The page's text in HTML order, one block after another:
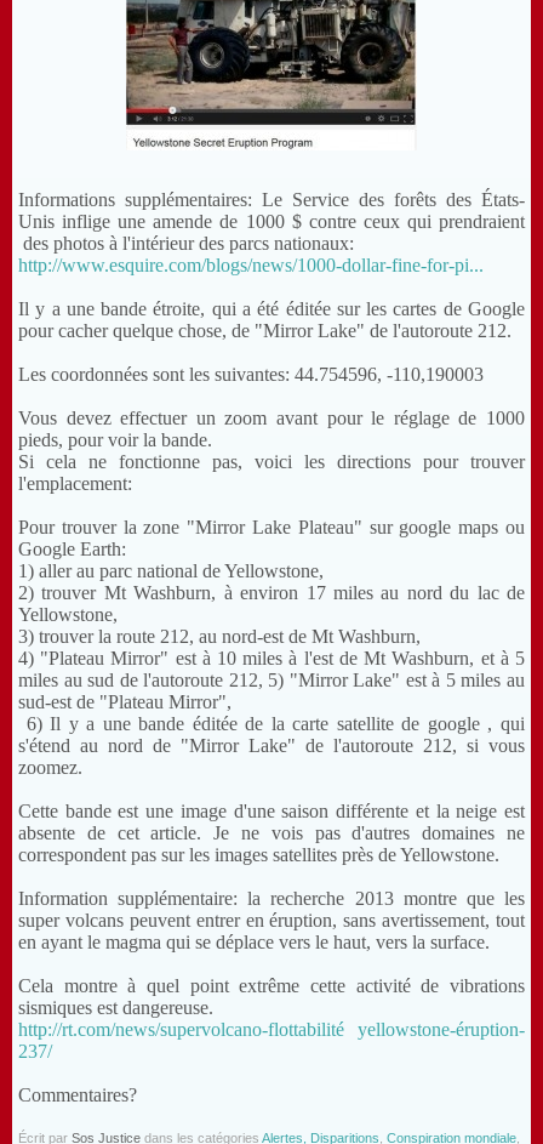
Informations supplémentaires: Le Service des forêts des États-
Unis inflige une amende de 1000 $ contre ceux qui prendraient
des photos à l'intérieur des parcs nationaux:
http://www.esquire.com/blogs/news/1000-dollar-fine-for-pi...
Il y a une bande étroite, qui a été éditée sur les cartes de Google
pour cacher quelque chose, de "Mirror Lake" de l'autoroute 212.
Les coordonnées sont les suivantes: 44.754596, -110,190003
Vous devez effectuer un zoom avant pour le réglage de 1000
pieds, pour voir la bande.
Si cela ne fonctionne pas, voici les directions pour trouver
l'emplacement:
Pour trouver la zone "Mirror Lake Plateau" sur google maps ou
Google Earth:
1) aller au parc national de Yellowstone,
2) trouver Mt Washburn, à environ 17 miles au nord du lac de
Yellowstone,
3) trouver la route 212, au nord-est de Mt Washburn,
4) "Plateau Mirror" est à 10 miles à l'est de Mt Washburn, et à 5
miles au sud de l'autoroute 212, 5) "Mirror Lake" est à 5 miles au
sud-est de "Plateau Mirror",
6) Il y a une bande éditée de la carte satellite de google , qui
s'étend au nord de "Mirror Lake" de l'autoroute 212, si vous
zoomez.
Cette bande est une image d'une saison différente et la neige est
absente de cet article. Je ne vois pas d'autres domaines ne
correspondent pas sur les images satellites près de Yellowstone.
Information supplémentaire: la recherche 2013 montre que les
super volcans peuvent entrer en éruption, sans avertissement, tout
en ayant le magma qui se déplace vers le haut, vers la surface.
Cela montre à quel point extrême cette activité de vibrations
sismiques est dangereuse.
http://rt.com/news/supervolcano-flottabilité yellowstone-éruption-
237/
Commentaires?
Écrit par Sos Justice dans les catégories Alertes, Disparitions Conspiration mondiale